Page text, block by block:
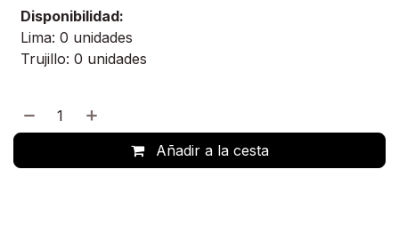
Disponibilidad:
Lima: 0 unidades
Trujillo: 0 unidades
Añadir a la cesta